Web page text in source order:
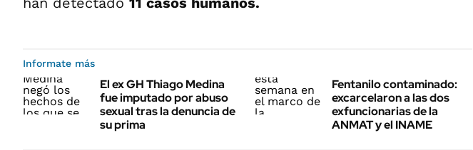
Informate más
El ex GH Thiago Medina
fue imputado por abuso
sexual tras la denuncia de
su prima
Fentanilo contaminado:
excarcelaron a las dos
exfuncionarias de la
ANMAT y el INAME